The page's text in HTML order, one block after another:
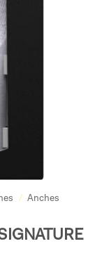
/ Anches